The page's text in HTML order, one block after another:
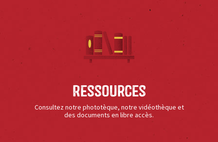
Ressources
Consultez notre phototèque, notre vidéothèque et
des documents en libre accès.